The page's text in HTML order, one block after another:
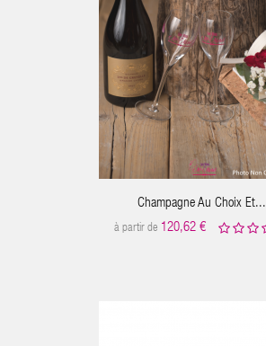
Champagne Au Choix Et...
à partir de 120,62 €